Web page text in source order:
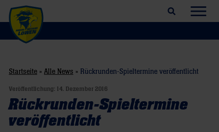
Suchfeld öffnen
Startseite » Alle News » Rückrunden-Spieltermine veröffentlicht
Veröffentlichung: 14. Dezember 2016
Rückrunden-Spieltermine
veröffentlicht